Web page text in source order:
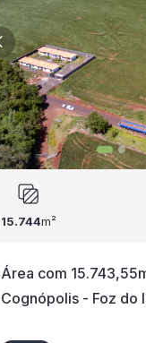
15.744m²
Área com
Cognópolis - Foz do